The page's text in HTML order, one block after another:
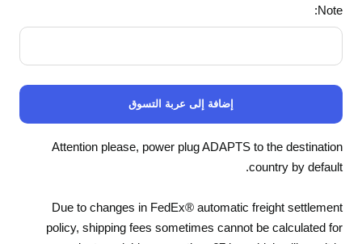
Note:
إضافة إلى عربة التسوق
Attention please, power plug ADAPTS to the destination
country by default.
Due to changes in FedEx® automatic freight settlement
policy, shipping fees sometimes cannot be calculated for